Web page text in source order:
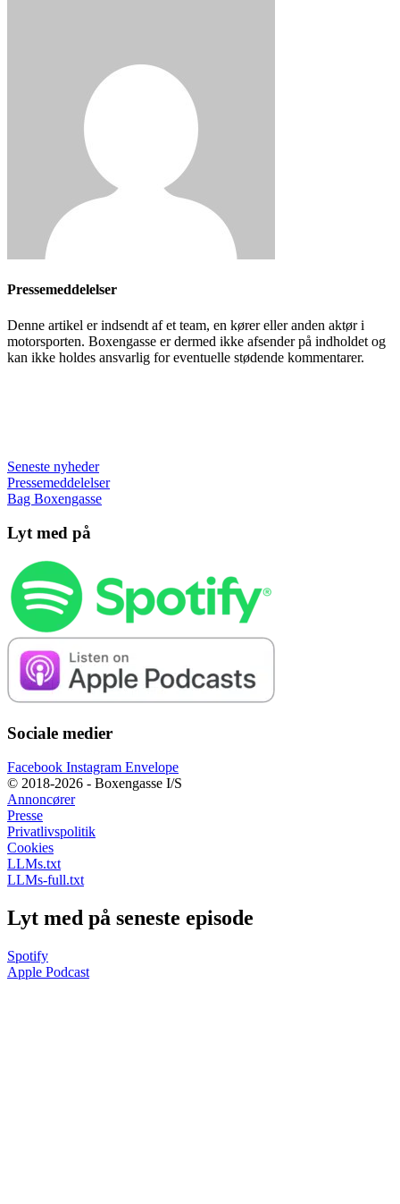
Pressemeddelelser
Denne artikel er indsendt af et team, en kører eller anden aktør i
motorsporten. Boxengasse er dermed ikke afsender på indholdet og
kan ikke holdes ansvarlig for eventuelle stødende kommentarer.
Seneste nyheder
Pressemeddelelser
Bag Boxengasse
Lyt med på
Sociale medier
Facebook Instagram Envelope
© 2018-2026 - Boxengasse I/S
Annoncører
Presse
Privatlivspolitik
Cookies
LLMs.txt
LLMs-full.txt
Lyt med på seneste episode
Spotify
Apple Podcast